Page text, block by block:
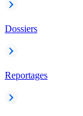
Dossiers
Reportages